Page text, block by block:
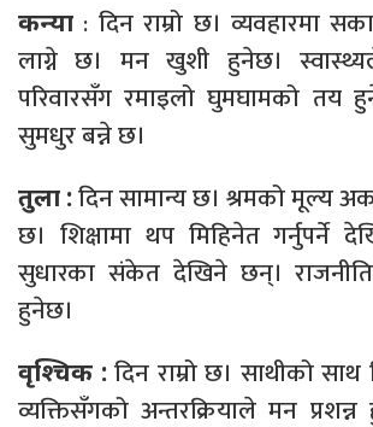
कन्या : दिन राम्रो छ। व्यवहारमा
लाग्ने छ। मन खुशी हुनेछ।
परिवारसँग रमाइलो घुमघामको तय
सुमधुर बन्ने छ।
तुला :दिन सामान्य छ। श्रमको मूल्य
छ। शिक्षामा थप मिहिनेत गर्नुपर्ने
सुधारका संकेत देखिने छन्।
हुनेछ।
वृश्चिक :दिन राम्रो छ। साथीको
व्यक्तिसँगको अन्तरक्रियाले मन प्रशन्न